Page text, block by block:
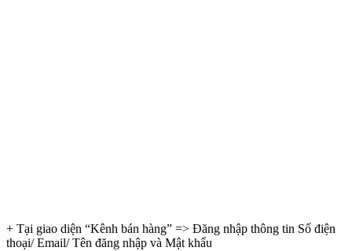
+ Tại giao diện “Kênh bán hàng” => Đăng nhập thông tin Số điện
thoại/ Email/ Tên đăng nhập và Mật khẩu